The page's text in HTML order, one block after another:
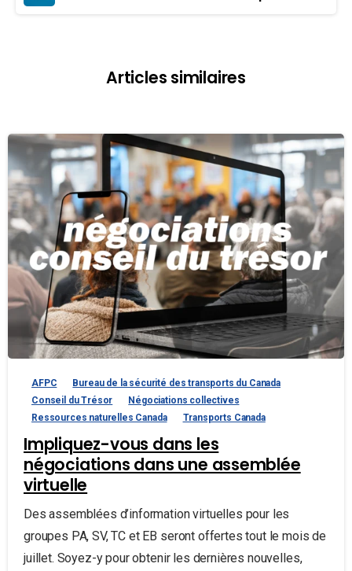
Articles similaires
AFPC
Bureau de la sécurité des transports du Canada
Conseil du Trésor
Négociations collectives
Ressources naturelles Canada
Transports Canada
Impliquez-vous dans les
négociations dans une assemblée
virtuelle
Des assemblées d’information virtuelles pour les
groupes PA, SV, TC et EB seront offertes tout le mois de
juillet. Soyez-y pour obtenir les dernières nouvelles,